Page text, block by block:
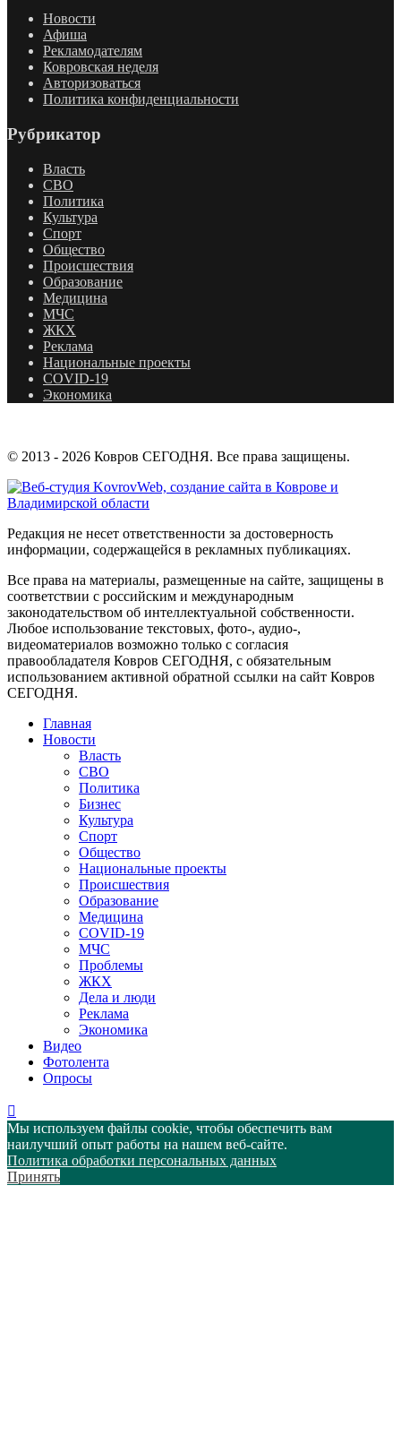
Новости
Афиша
Рекламодателям
Ковровская неделя
Авторизоваться
Политика конфиденциальности
Рубрикатор
Власть
СВО
Политика
Культура
Спорт
Общество
Происшествия
Образование
Медицина
МЧС
ЖКХ
Реклама
Национальные проекты
COVID-19
Экономика
© 2013 - 2026 Ковров СЕГОДНЯ. Все права защищены.
Редакция не несет ответственности за достоверность
информации, содержащейся в рекламных публикациях.
Все права на материалы, размещенные на сайте, защищены в
соответствии с российским и международным
законодательством об интеллектуальной собственности.
Любое использование текстовых, фото-, аудио-,
видеоматериалов возможно только с согласия
правообладателя Ковров СЕГОДНЯ, с обязательным
использованием активной обратной ссылки на сайт Ковров
СЕГОДНЯ.
Главная
Новости
Власть
СВО
Политика
Бизнес
Культура
Спорт
Общество
Национальные проекты
Происшествия
Образование
Медицина
COVID-19
МЧС
Проблемы
ЖКХ
Дела и люди
Реклама
Экономика
Видео
Фотолента
Опросы
Мы используем файлы cookie, чтобы обеспечить вам
наилучший опыт работы на нашем веб-сайте.
Политика обработки персональных данных
Принять